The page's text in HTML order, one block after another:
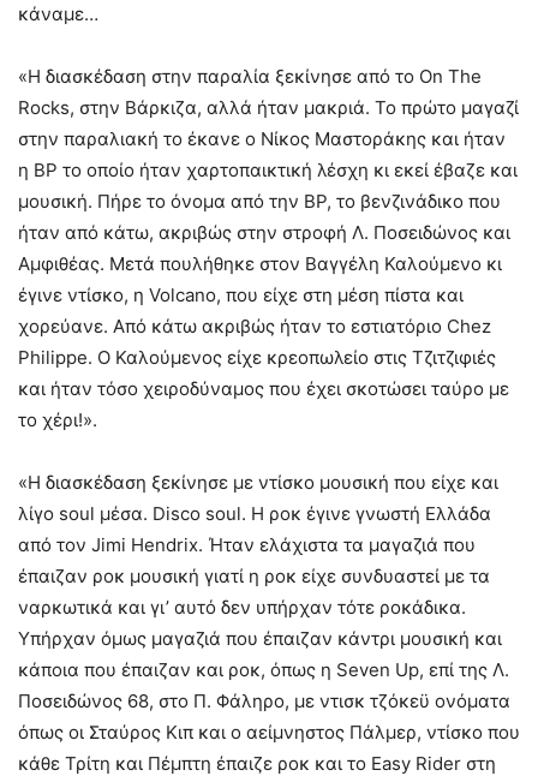
κάναμε…
«Η διασκέδαση στην παραλία ξεκίνησε από το On The
Rocks, στην Βάρκιζα, αλλά ήταν μακριά. Το πρώτο μαγαζί
στην παραλιακή το έκανε ο Νίκος Μαστοράκης και ήταν
η BP το οποίο ήταν χαρτοπαικτική λέσχη κι εκεί έβαζε και
μουσική. Πήρε το όνομα από την BP, το βενζινάδικο που
ήταν από κάτω, ακριβώς στην στροφή Λ. Ποσειδώνος και
Αμφιθέας. Μετά πουλήθηκε στον Βαγγέλη Καλούμενο κι
έγινε ντίσκο, η Volcano, που είχε στη μέση πίστα και
χορεύανε. Από κάτω ακριβώς ήταν το εστιατόριο Chez
Philippe. Ο Καλούμενος είχε κρεοπωλείο στις Τζιτζιφιές
και ήταν τόσο χειροδύναμος που έχει σκοτώσει ταύρο με
το χέρι!».
«Η διασκέδαση ξεκίνησε με ντίσκο μουσική που είχε και
λίγο soul μέσα. Disco soul. Η ροκ έγινε γνωστή Ελλάδα
από τον Jimi Hendrix. Ήταν ελάχιστα τα μαγαζιά που
έπαιζαν ροκ μουσική γιατί η ροκ είχε συνδυαστεί με τα
ναρκωτικά και γι’ αυτό δεν υπήρχαν τότε ροκάδικα.
Υπήρχαν όμως μαγαζιά που έπαιζαν κάντρι μουσική και
κάποια που έπαιζαν και ροκ, όπως η Seven Up, επί της Λ.
Ποσειδώνος 68, στο Π. Φάληρο, με ντισκ τζόκεϋ ονόματα
όπως οι Σταύρος Κιπ και ο αείμνηστος Πάλμερ, ντίσκο που
κάθε Τρίτη και Πέμπτη έπαιζε ροκ και το Easy Rider στη